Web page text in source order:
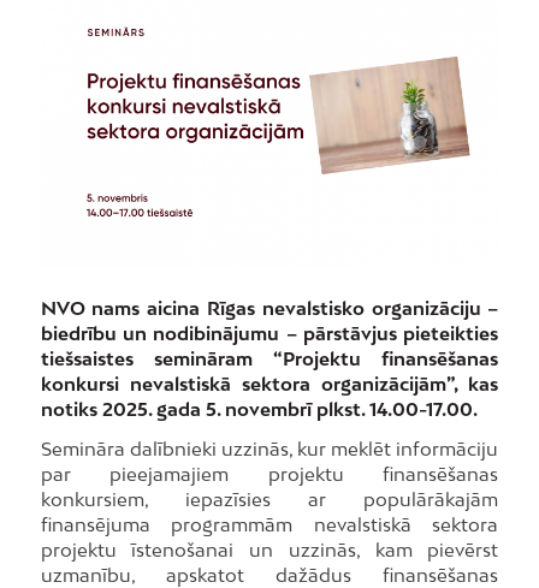
NVO nams aicina Rīgas nevalstisko organizāciju –
biedrību un nodibinājumu – pārstāvjus pieteikties
tiešsaistes semināram “Projektu finansēšanas
konkursi nevalstiskā sektora organizācijām”, kas
notiks 2025. gada 5. novembrī plkst. 14.00-17.00.
Semināra dalībnieki uzzinās, kur meklēt informāciju
par pieejamajiem projektu finansēšanas
konkursiem, iepazīsies ar populārākajām
finansējuma programmām nevalstiskā sektora
projektu īstenošanai un uzzinās, kam pievērst
uzmanību, apskatot dažādus finansēšanas